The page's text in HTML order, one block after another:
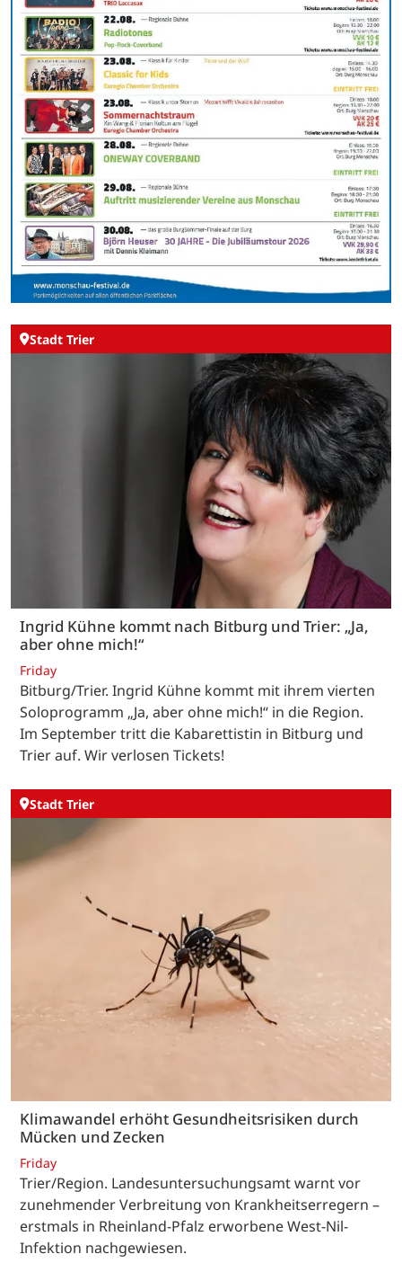
Stadt Trier
Ingrid Kühne kommt nach Bitburg und Trier: „Ja,
aber ohne mich!“
Friday
Bitburg/Trier. Ingrid Kühne kommt mit ihrem vierten
Soloprogramm „Ja, aber ohne mich!“ in die Region.
Im September tritt die Kabarettistin in Bitburg und
Trier auf. Wir verlosen Tickets!
Stadt Trier
Klimawandel erhöht Gesundheitsrisiken durch
Mücken und Zecken
Friday
Trier/Region. Landesuntersuchungsamt warnt vor
zunehmender Verbreitung von Krankheitserregern –
erstmals in Rheinland-Pfalz erworbene West-Nil-
Infektion nachgewiesen.